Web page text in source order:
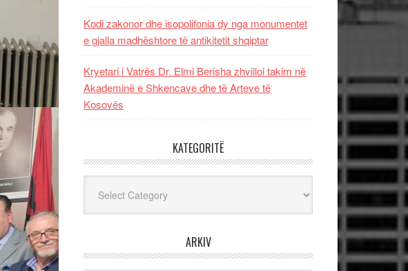
Kodi zakonor dhe isopolifonia dy nga monumentet
e gjalla madhështore të antikitetit shqiptar
Kryetari i Vatrës Dr. Elmi Berisha zhvilloi takim në
Akademinë e Shkencave dhe të Arteve të
Kosovës
KATEGORITË
ARKIV